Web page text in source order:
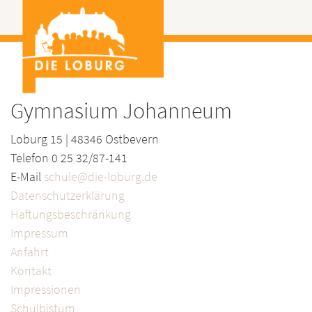
Gymnasium Johanneum
Loburg 15 | 48346 Ostbevern
Telefon 0 25 32/87-141
E-Mail schule@die-loburg.de
Datenschutzerklärung
Haftungsbeschränkung
Impressum
Anfahrt
Kontakt
Impressionen
Schulbistum